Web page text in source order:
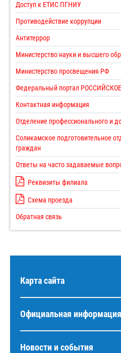
Доступ к ЕТИС ПГНИУ
Противодействие коррупции
Антитеррор
Министерство науки и высшего
Министерство просвещения РФ
Федеральный портал
Контактная информация
Отделение профессионального и
Соликамское подготовительное
граждан
Ответы на часто задаваемые
Реквизиты филиала
Схема проезда
Обратная связь
Карта сайта
Официальная информация
Новости и события